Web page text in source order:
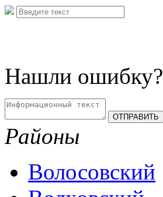
Нашли ошибку?
Районы
Волосовский